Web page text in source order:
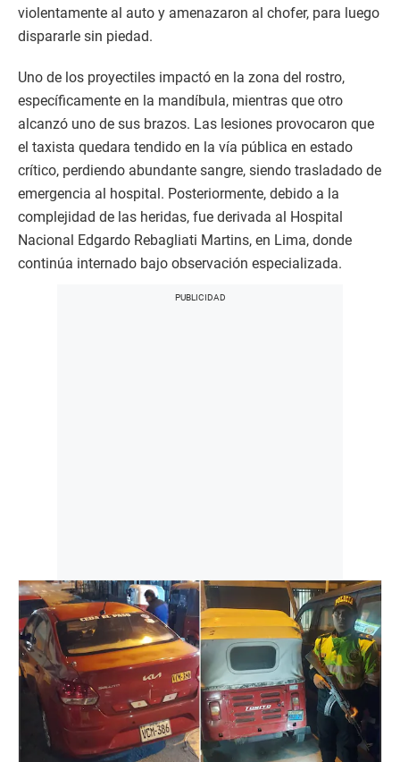
violentamente al auto y amenazaron al chofer, para luego
dispararle sin piedad.
Uno de los proyectiles impactó en la zona del rostro,
específicamente en la mandíbula, mientras que otro
alcanzó uno de sus brazos. Las lesiones provocaron que
el taxista quedara tendido en la vía pública en estado
crítico, perdiendo abundante sangre, siendo trasladado de
emergencia al hospital. Posteriormente, debido a la
complejidad de las heridas, fue derivada al Hospital
Nacional Edgardo Rebagliati Martins, en Lima, donde
continúa internado bajo observación especializada.